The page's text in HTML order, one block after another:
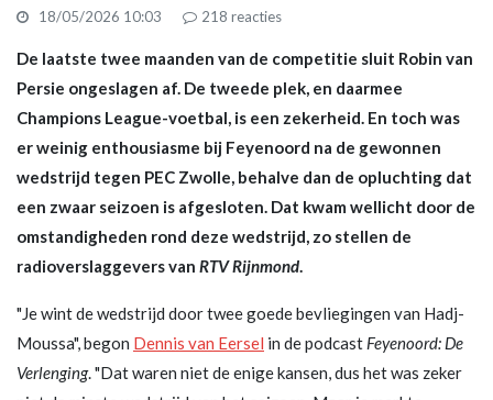
18/05/2026 10:03 218 reacties
De laatste twee maanden van de competitie sluit Robin van
Persie ongeslagen af. De tweede plek, en daarmee
Champions League-voetbal, is een zekerheid. En toch was
er weinig enthousiasme bij Feyenoord na de gewonnen
wedstrijd tegen PEC Zwolle, behalve dan de opluchting dat
een zwaar seizoen is afgesloten. Dat kwam wellicht door de
omstandigheden rond deze wedstrijd, zo stellen de
radioverslaggevers van RTV Rijnmond.
"Je wint de wedstrijd door twee goede bevliegingen van Hadj-
Moussa", begon Dennis van Eersel in de podcast Feyenoord: De
Verlenging. "Dat waren niet de enige kansen, dus het was zeker